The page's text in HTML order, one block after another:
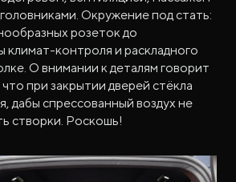
Окружение под стать:
розеток до
климат-контроля и раскладного
О внимании к деталям говорит
при закрытии дверей стёкла
дабы спрессованный воздух не
створки. Роскошь!